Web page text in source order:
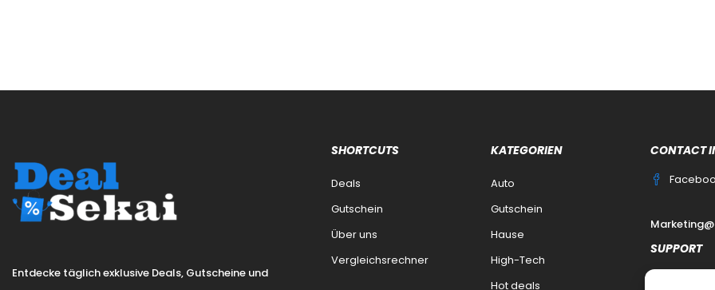
Entdecke täglich exklusive Deals, Gutscheine und
SHORTCUTS
Deals
Gutschein
Über uns
Vergleichsrechner
KATEGORIEN
Auto
Gutschein
Hause
High-Tech
Hot deals
CONTACT
SUPPORT